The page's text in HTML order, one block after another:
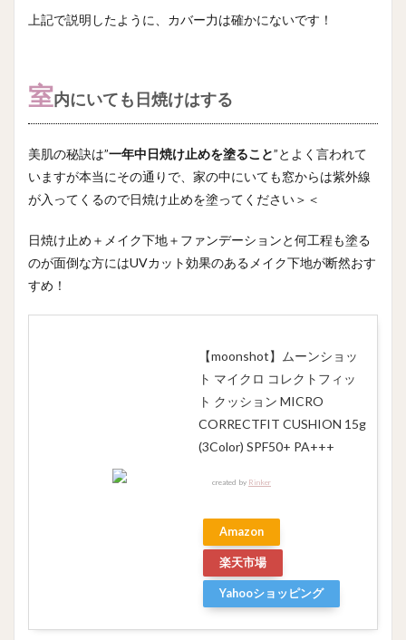
上記で説明したように、カバー力は確かにないです！
室内にいても日焼けはする
美肌の秘訣は”一年中日焼け止めを塗ること”とよく言われて
いますが本当にその通りで、家の中にいても窓からは紫外線
が入ってくるので日焼け止めを塗ってください＞＜
日焼け止め＋メイク下地＋ファンデーションと何工程も塗る
のが面倒な方にはUVカット効果のあるメイク下地が断然おす
すめ！
【moonshot】ムーンショッ
ト マイクロ コレクトフィッ
ト クッション MICRO
CORRECTFIT CUSHION 15g
(3Color) SPF50+ PA+++
created by Rinker
Amazon
楽天市場
Yahooショッピング